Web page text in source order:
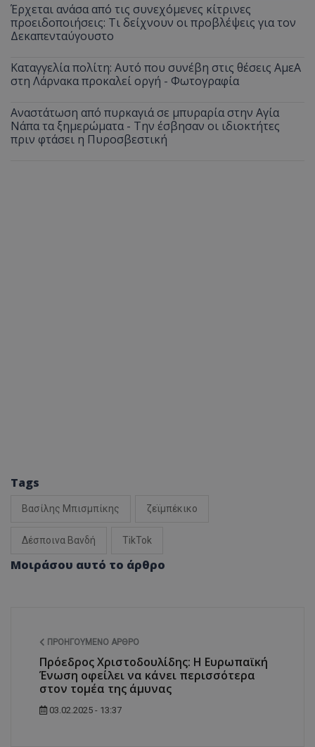
Έρχεται ανάσα από τις συνεχόμενες κίτρινες
προειδοποιήσεις: Τι δείχνουν οι προβλέψεις για τον
Δεκαπενταύγουστο
Καταγγελία πολίτη: Αυτό που συνέβη στις θέσεις ΑμεΑ
στη Λάρνακα προκαλεί οργή - Φωτογραφία
Αναστάτωση από πυρκαγιά σε μπυραρία στην Αγία
Νάπα τα ξημερώματα - Την έσβησαν οι ιδιοκτήτες
πριν φτάσει η Πυροσβεστική
Tags
Βασίλης Μπισμπίκης ζεϊμπέκικο
Δέσποινα Βανδή TikTok
Μοιράσου αυτό το άρθρο
ΠΡΟΗΓΟΎΜΕΝΟ ΆΡΘΡΟ
Πρόεδρος Χριστοδουλίδης: Η Ευρωπαϊκή
Ένωση οφείλει να κάνει περισσότερα
στον τομέα της άμυνας
03.02.2025 - 13:37